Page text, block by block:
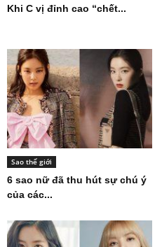
Khi C vị đỉnh cao “chết...
Sao thế giới
6 sao nữ đã thu hút sự chú ý
của các...